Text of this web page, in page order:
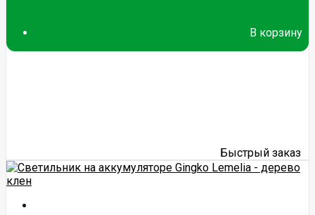
В корзину
Быстрый заказ